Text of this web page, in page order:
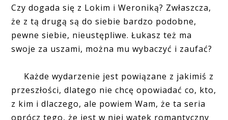
Czy dogada się z Lokim i Weroniką? Zwłaszcza,
że z tą drugą są do siebie bardzo podobne,
pewne siebie, nieustępliwe. Łukasz też ma
swoje za uszami, można mu wybaczyć i zaufać?
Każde wydarzenie jest powiązane z jakimiś z
przeszłości, dlatego nie chcę opowiadać co, kto,
z kim i dlaczego, ale powiem Wam, że ta seria
oprócz tego, że jest w niej wątek romantyczny